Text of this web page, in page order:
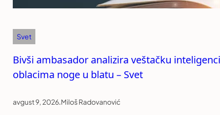
Svet
Bivši ambasador analizira veštačku
oblacima noge u blatu – Svet
avgust 9, 2026.Miloš Radovanović